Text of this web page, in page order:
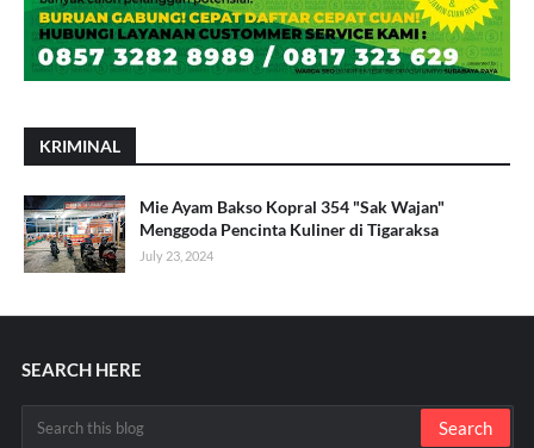
KRIMINAL
Mie Ayam Bakso Kopral 354 "Sak Wajan"
Menggoda Pencinta Kuliner di Tigaraksa
July 23, 2024
SEARCH HERE